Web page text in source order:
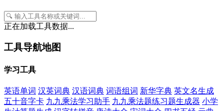
正在加载工具数据...
工具导航地图
学习工具
英语单词 汉英词典 汉语词典 词语组词 新华字典 英文名生成
五十音字卡 九九乘法学习助手 九九乘法题练习题生成器 小学